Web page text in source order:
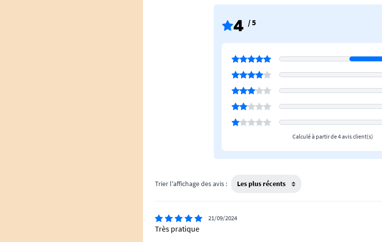
4 / 5
Calculé à partir de 4 avis client(s)
Trier l'affichage des avis :
21/09/2024
Très pratique